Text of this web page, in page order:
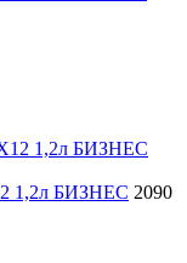
1,2л БИЗНЕС 2090